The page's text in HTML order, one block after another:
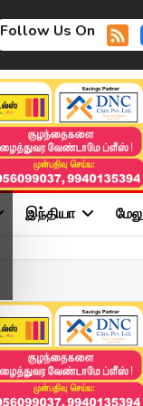
Follow Us On
இந்தியா